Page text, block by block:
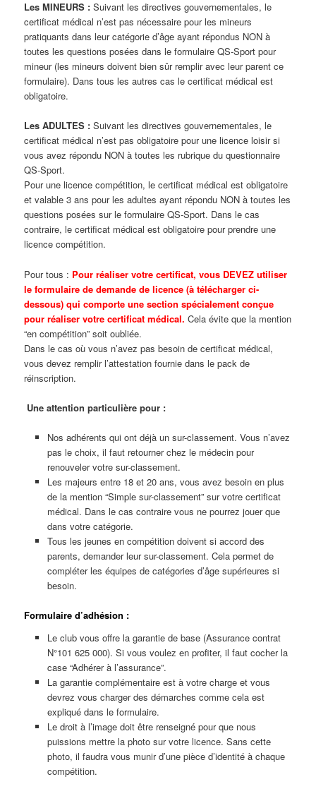
Les MINEURS : Suivant les directives gouvernementales, le
certificat médical n’est pas nécessaire pour les mineurs
pratiquants dans leur catégorie d’âge ayant répondus NON à
toutes les questions posées dans le formulaire QS-Sport pour
mineur (les mineurs doivent bien sûr remplir avec leur parent ce
formulaire). Dans tous les autres cas le certificat médical est
obligatoire.
Les ADULTES : Suivant les directives gouvernementales, le
certificat médical n’est pas obligatoire pour une licence loisir si
vous avez répondu NON à toutes les rubrique du questionnaire
QS-Sport.
Pour une licence compétition, le certificat médical est obligatoire
et valable 3 ans pour les adultes ayant répondu NON à toutes les
questions posées sur le formulaire QS-Sport. Dans le cas
contraire, le certificat médical est obligatoire pour prendre une
licence compétition.
Pour tous : Pour réaliser votre certificat, vous DEVEZ utiliser
le formulaire de demande de licence (à télécharger ci-
dessous) qui comporte une section spécialement conçue
pour réaliser votre certificat médical.Cela évite que la mention
“en compétition” soit oubliée.
Dans le cas où vous n’avez pas besoin de certificat médical,
vous devez remplir l’attestation fournie dans le pack de
réinscription.
Une attention particulière pour :
Nos adhérents qui ont déjà un sur-classement. Vous n’avez
pas le choix, il faut retourner chez le médecin pour
renouveler votre sur-classement.
Les majeurs entre 18 et 20 ans, vous avez besoin en plus
de la mention “Simple sur-classement” sur votre certificat
médical. Dans le cas contraire vous ne pourrez jouer que
dans votre catégorie.
Tous les jeunes en compétition doivent si accord des
parents, demander leur sur-classement. Cela permet de
compléter les équipes de catégories d’âge supérieures si
besoin.
Formulaire d’adhésion :
Le club vous offre la garantie de base (Assurance contrat
N°101 625 000). Si vous voulez en profiter, il faut cocher la
case “Adhérer à l’assurance”.
La garantie complémentaire est à votre charge et vous
devrez vous charger des démarches comme cela est
expliqué dans le formulaire.
Le droit à l’image doit être renseigné pour que nous
puissions mettre la photo sur votre licence. Sans cette
photo, il faudra vous munir d’une pièce d’identité à chaque
compétition.